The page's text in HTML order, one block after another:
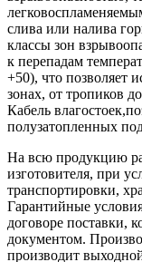
слива или налива
классы зон
к перепадам
+50), что позволяет
зонах, от тропиков
Кабель
полузатопленных
На всю продукцию
изготовителя, при
транспортировки,
Гарантийные
договоре поставки,
документом.
производит